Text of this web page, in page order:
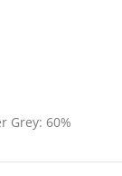
Grey: 60%